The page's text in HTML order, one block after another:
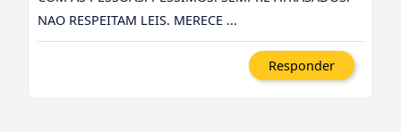
NAO RESPEITAM LEIS. MERECE ...
Responder